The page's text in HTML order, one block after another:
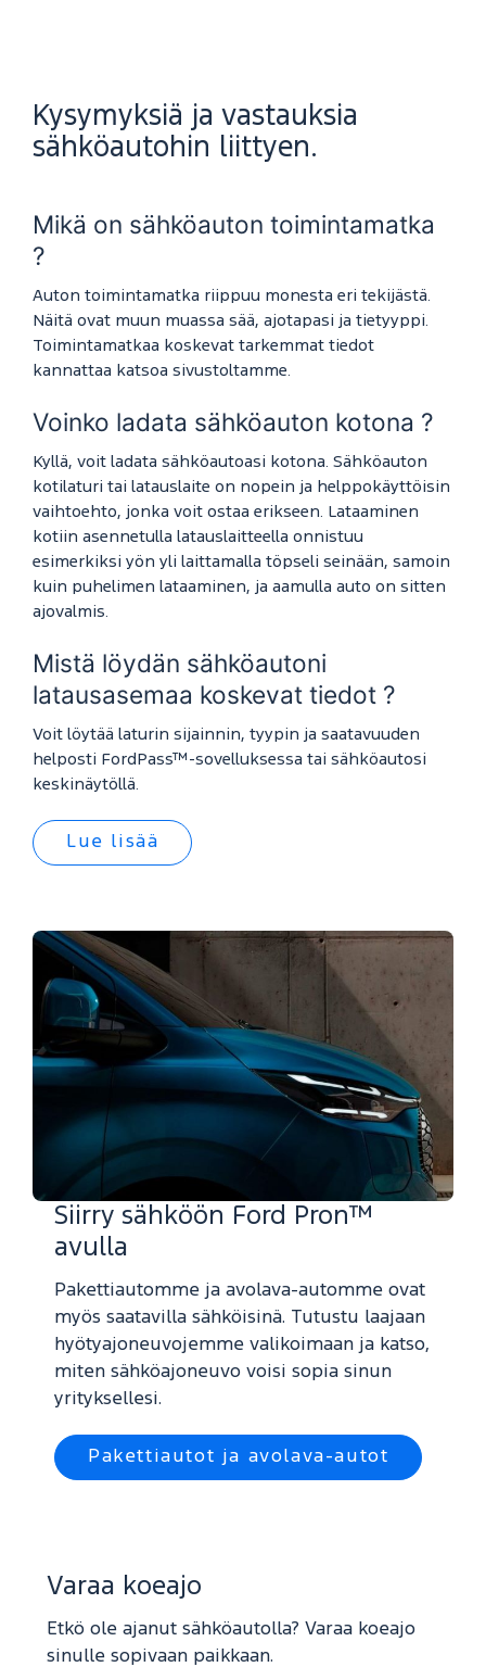
Kysymyksiä ja vastauksia
sähköautohin liittyen.
Mikä on sähköauton toimintamatka
?
Auton toimintamatka riippuu monesta eri tekijästä.
Näitä ovat muun muassa sää, ajotapasi ja tietyyppi.
Toimintamatkaa koskevat tarkemmat tiedot
kannattaa katsoa sivustoltamme.
Voinko ladata sähköauton kotona ?
Kyllä, voit ladata sähköautoasi kotona. Sähköauton
kotilaturi tai latauslaite on nopein ja helppokäyttöisin
vaihtoehto, jonka voit ostaa erikseen. Lataaminen
kotiin asennetulla latauslaitteella onnistuu
esimerkiksi yön yli laittamalla töpseli seinään, samoin
kuin puhelimen lataaminen, ja aamulla auto on sitten
ajovalmis.
Mistä löydän sähköautoni
latausasemaa koskevat tiedot ?
Voit löytää laturin sijainnin, tyypin ja saatavuuden
helposti FordPass™-sovelluksessa tai sähköautosi
keskinäytöllä.
Lue lisää
Siirry sähköön Ford Pron™
avulla
Pakettiautomme ja avolava-automme ovat
myös saatavilla sähköisinä. Tutustu laajaan
hyötyajoneuvojemme valikoimaan ja katso,
miten sähköajoneuvo voisi sopia sinun
yrityksellesi.
Pakettiautot ja avolava-autot
Varaa koeajo
Etkö ole ajanut sähköautolla? Varaa koeajo
sinulle sopivaan paikkaan.